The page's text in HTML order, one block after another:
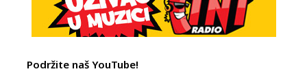
Podržite naš YouTube!